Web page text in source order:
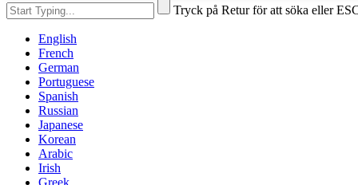
Tryck på Retur för att söka eller
English
French
German
Portuguese
Spanish
Russian
Japanese
Korean
Arabic
Irish